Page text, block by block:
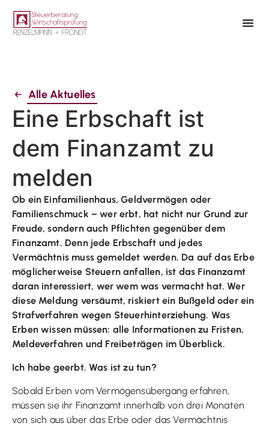
Alle Aktuelles
Eine Erbschaft ist
dem Finanzamt zu
melden
Ob ein Einfamilienhaus, Geldvermögen oder
Familienschmuck – wer erbt, hat nicht nur Grund zur
Freude, sondern auch Pflichten gegenüber dem
Finanzamt. Denn jede Erbschaft und jedes
Vermächtnis muss gemeldet werden. Da auf das Erbe
möglicherweise Steuern anfallen, ist das Finanzamt
daran interessiert, wer wem was vermacht hat. Wer
diese Meldung versäumt, riskiert ein Bußgeld oder ein
Strafverfahren wegen Steuerhinterziehung. Was
Erben wissen müssen: alle Informationen zu Fristen,
Meldeverfahren und Freibeträgen im Überblick.
Ich habe geerbt. Was ist zu tun?
Sobald Erben vom Vermögensübergang erfahren,
müssen sie ihr Finanzamt innerhalb von drei Monaten
von sich aus über das Erbe oder das Vermächtnis